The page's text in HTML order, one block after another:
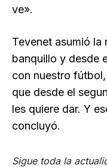
ve».
Tevenet asumió la
banquillo y desde
con nuestro
que desde el
les quiere dar. Y
concluyó.
Sigue toda la